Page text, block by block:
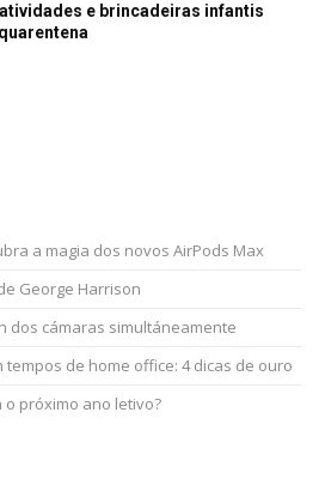
e brincadeiras infantis
a magia dos novos AirPods Max
George Harrison
dos cámaras simultáneamente
tempos de home office: 4 dicas de ouro
próximo ano letivo?